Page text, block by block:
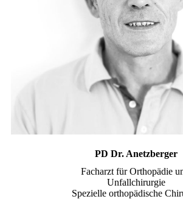
PD Dr. Anetzberger
Facharzt für Orthopädie
Unfallchirurgie
Spezielle orthopädische